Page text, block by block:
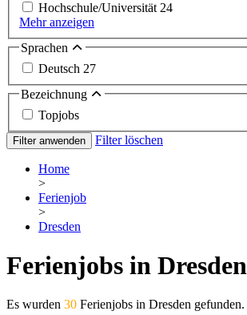
Hochschule/Universität24
Mehr anzeigen
Sprachen
Deutsch 27
Bezeichnung
Topjobs
Filter anwenden Filter löschen
Home
>
Ferienjob
>
Dresden
Ferienjobs in Dresden
Es wurden 30 Ferienjobs in Dresden gefunden.